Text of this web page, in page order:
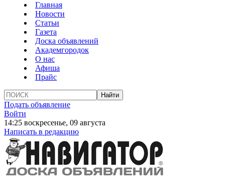
Главная
Новости
Статьи
Газета
Доска объявлений
Академгородок
О нас
Афиша
Прайс
Подать объявление
Войти
14:25 воскресенье, 09 августа
Написать в редакцию